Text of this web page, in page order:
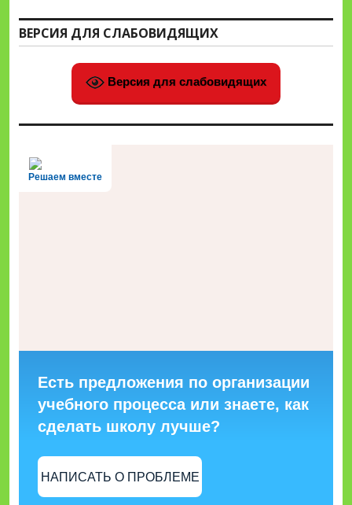
ВЕРСИЯ ДЛЯ СЛАБОВИДЯЩИХ
Версия для слабовидящих
Решаем вместе
Есть предложения по организации
учебного процесса или знаете, как
сделать школу лучше?
НАПИСАТЬ О ПРОБЛЕМЕ